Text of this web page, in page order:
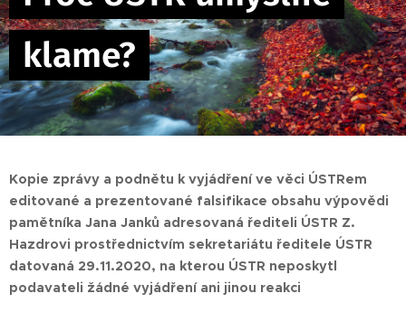
klame?
Kopie zprávy a podnětu k vyjádření ve věci ÚSTRem
editované a prezentované falsifikace obsahu výpovědi
pamětníka Jana Janků adresovaná řediteli ÚSTR Z.
Hazdrovi prostřednictvím sekretariátu ředitele ÚSTR
datovaná 29.11.2020, na kterou ÚSTR neposkytl
podavateli žádné vyjádření ani jinou reakci